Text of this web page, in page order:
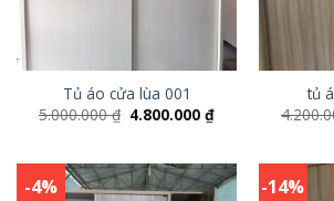
Tủ áo cửa lùa 001
5.000.000₫ 4.800.000₫
tủ
-4% -14%